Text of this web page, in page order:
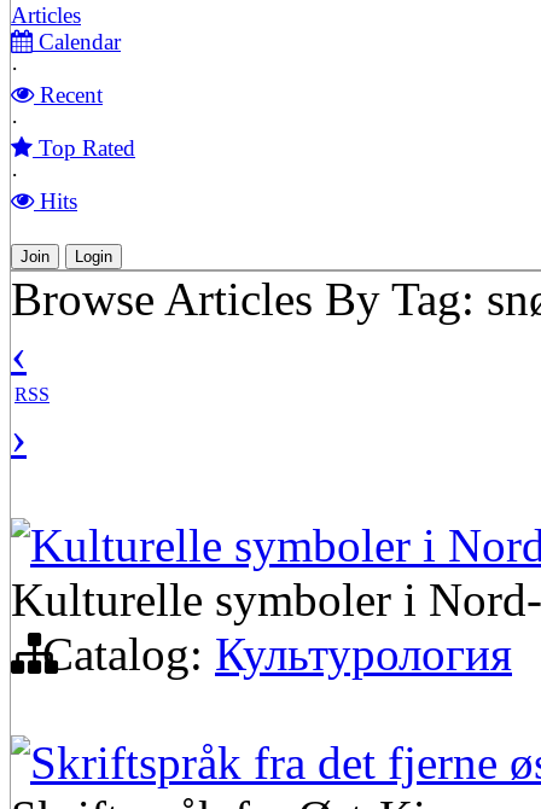
Articles
Calendar
·
Recent
·
Top Rated
·
Hits
Join Login
Browse Articles By Tag:
‹
RSS
›
Kulturelle symboler i
Kulturelle symboler i
Catalog: Культурология
Skriftspråk fra det fjerne